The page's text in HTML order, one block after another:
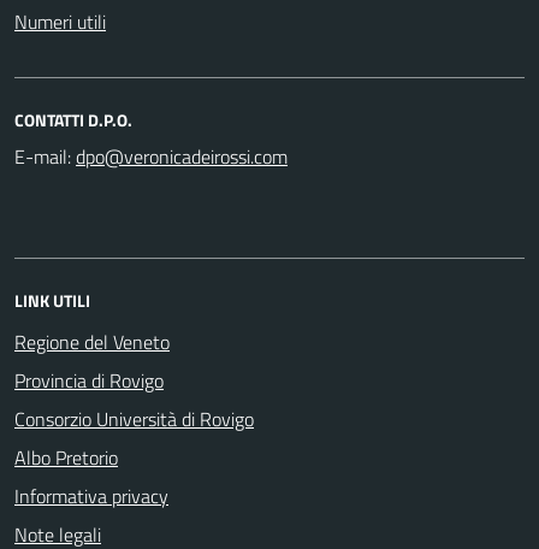
Numeri utili
CONTATTI D.P.O.
E-mail:
LINK UTILI
Regione del Veneto
Provincia di Rovigo
Consorzio Università di Rovigo
Albo Pretorio
Informativa privacy
Note legali